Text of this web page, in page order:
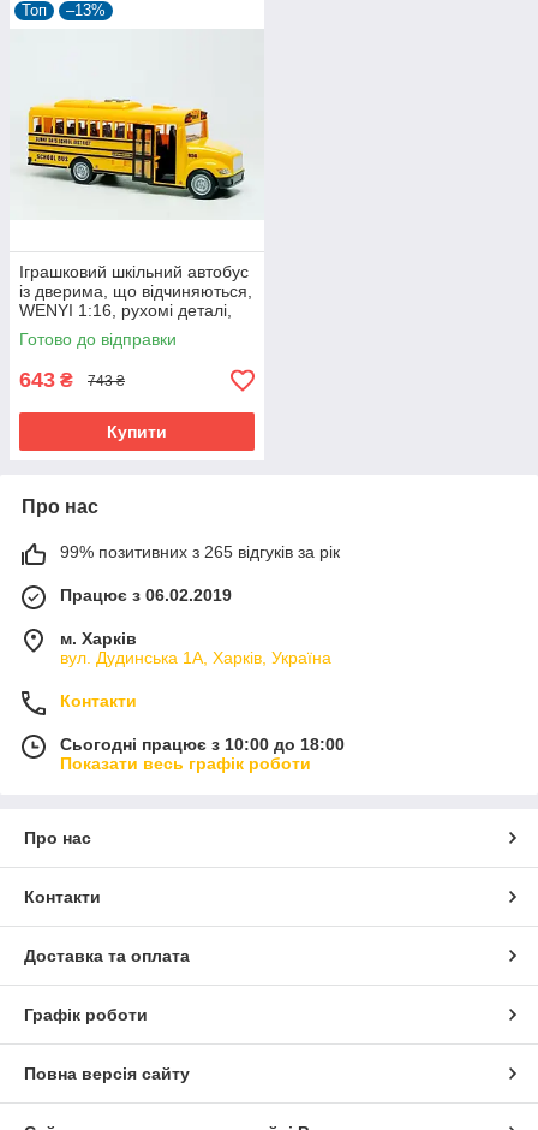
Топ –13%
Іграшковий шкільний автобус
із дверима, що відчиняються,
WENYI 1:16, рухомі деталі,
світло, звук
Готово до відправки
643 ₴ 743 ₴
Купити
Про нас
99% позитивних з 265 відгуків за рік
Працює з 06.02.2019
м. Харків
вул. Дудинська 1А, Харків, Україна
Контакти
Сьогодні працює з 10:00 до 18:00
Показати весь графік роботи
Про нас
Контакти
Доставка та оплата
Графік роботи
Повна версія сайту